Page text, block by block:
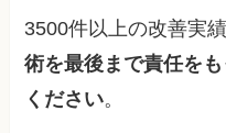
3500件以上の改善実
術を最後まで責任を
ください。